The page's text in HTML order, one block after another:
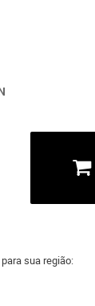
sua região: